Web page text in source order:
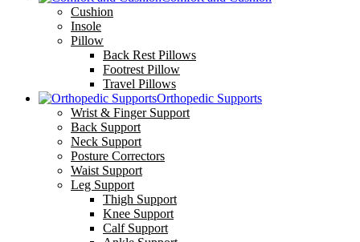
Cushion
Insole
Pillow
Back Rest Pillows
Footrest Pillow
Travel Pillows
Orthopedic Supports
Wrist & Finger Support
Back Support
Neck Support
Posture Correctors
Waist Support
Leg Support
Thigh Support
Knee Support
Calf Support